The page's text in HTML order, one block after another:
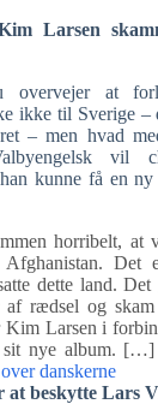
Larsen
overvejer at
ikke til Sverige –
– men hvad
vil
kunne få en ny
horribelt, at
Afghanistan. Det
dette land. Det
af rædsel og
Kim Larsen i
sit nye album.
danskerne
at beskytte Lars